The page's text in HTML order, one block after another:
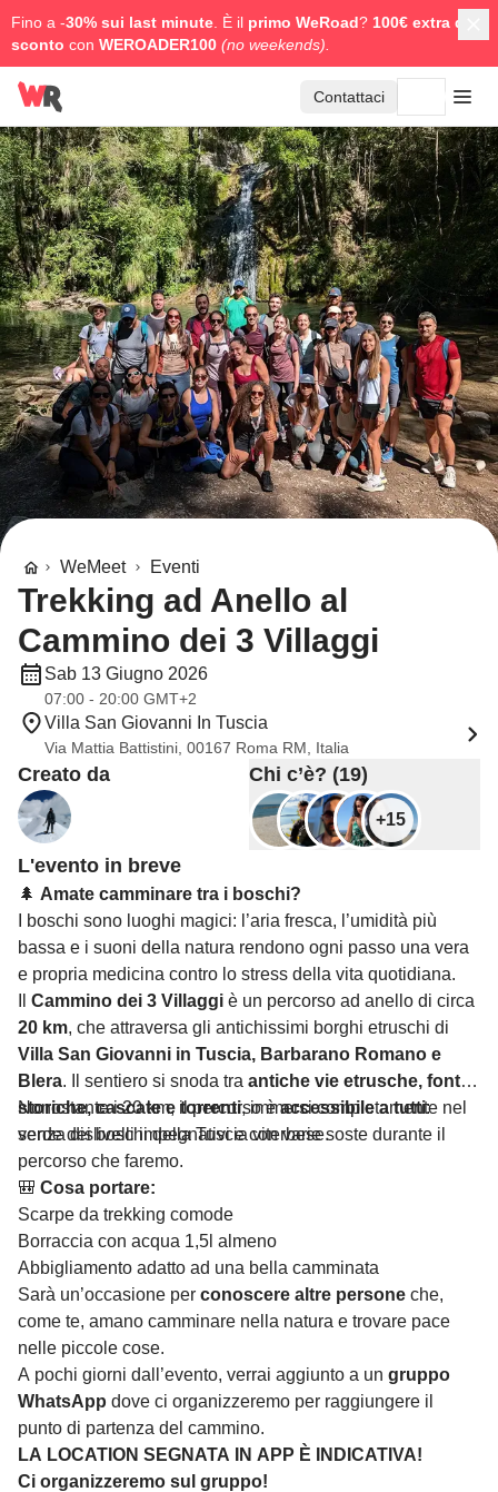
Fino a -30% sui last minute . È il primo WeRoad? 100€ extra di
sconto con WEROADER100 (no weekends).
Contattaci
WeMeet Eventi
Trekking ad Anello al
Cammino dei 3 Villaggi
Sab 13 Giugno 2026
07:00 - 20:00 GMT+2
Villa San Giovanni In Tuscia
Via Mattia Battistini, 00167 Roma RM, Italia
Creato da Chi c’è? (19)
+15
L'evento in breve
🌲 Amate camminare tra i boschi?
I boschi sono luoghi magici: l’aria fresca, l’umidità più
bassa e i suoni della natura rendono ogni passo una vera
e propria medicina contro lo stress della vita quotidiana.
Cammino dei 3 Villaggi è un percorso ad anello di circa
20 km, che attraversa gli antichissimi borghi etruschi di
Villa San Giovanni in Tuscia, Barbarano Romano e
Blera. Il sentiero si snoda tra antiche vie etrusche, fonti
storiche, cascate e torrenti, immersi completamente nel
verde dei boschi della Tuscia viterbese.
Nonostante i 20 km, il percorso èaccessibile a tutti:
senza dislivelli impegnativi e con varie soste durante il
percorso che faremo.
🎒 Cosa portare:
Scarpe da trekking comode
Borraccia con acqua 1,5l almeno
Abbigliamento adatto ad una bella camminata
Sarà un’occasione per conoscere altre persone che,
come te, amano camminare nella natura e trovare pace
nelle piccole cose.
A pochi giorni dall’evento, verrai aggiunto a un gruppo
WhatsApp dove ci organizzeremo per raggiungere il
punto di partenza del cammino.
LA LOCATION SEGNATA IN APP È INDICATIVA!
Ci organizzeremo sul gruppo!